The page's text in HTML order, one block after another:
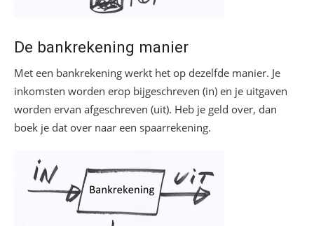
De bankrekening manier
Met een bankrekening werkt het op dezelfde manier. Je
inkomsten worden erop bijgeschreven (in) en je uitgaven
worden ervan afgeschreven (uit). Heb je geld over, dan
boek je dat over naar een spaarrekening.